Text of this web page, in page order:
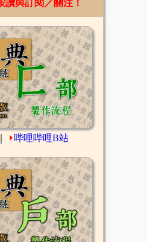
讚與訂閱／關注！
⏵哔哩哔哩B站